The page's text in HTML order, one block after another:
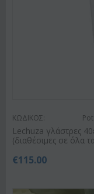
ΚΩΔΙΚΟΣ:
Lechuza γλάστρες
(διαθέσιμες σε όλα
€115.00